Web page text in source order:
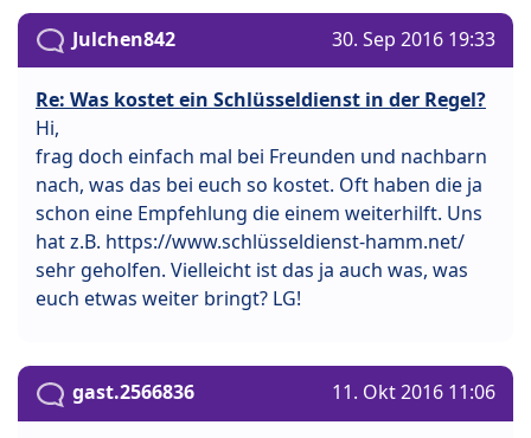
Julchen842 30. Sep 2016 19:33
Re: Was kostet ein Schlüsseldienst in der Regel?
Hi,
frag doch einfach mal bei Freunden und nachbarn
nach, was das bei euch so kostet. Oft haben die ja
schon eine Empfehlung die einem weiterhilft. Uns
hat z.B. https://www.schlüsseldienst-hamm.net/
sehr geholfen. Vielleicht ist das ja auch was, was
euch etwas weiter bringt? LG!
gast.2566836 11. Okt 2016 11:06